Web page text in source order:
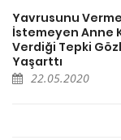
Yavrusunu
İstemeyen Anne
Verdiği Tepki
Yaşarttı
22.05.2020